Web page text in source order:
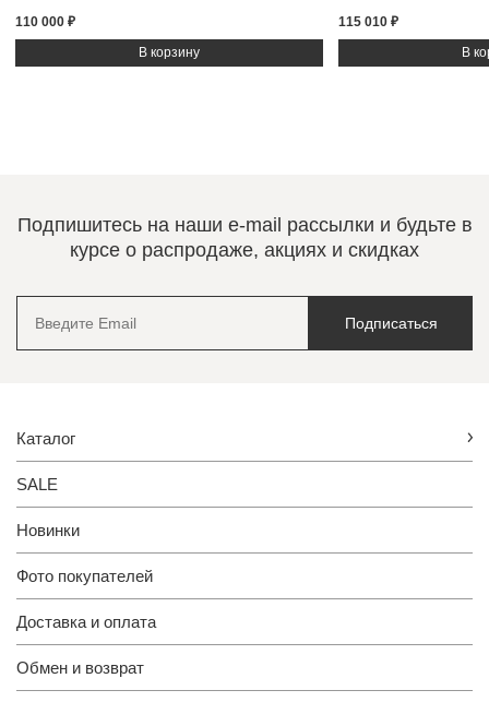
110 000 ₽ 115 010 ₽
Подпишитесь на наши e-mail рассылки и будьте в
курсе о распродаже, акциях и скидках
Подписаться
Каталог
SALE
Новинки
Фото покупателей
Доставка и оплата
Обмен и возврат